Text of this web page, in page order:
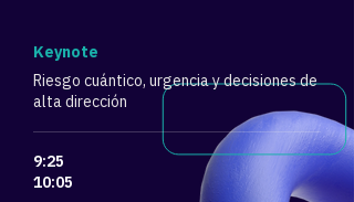
​Keynote
Riesgo cuántico, urgencia y decisiones de
alta dirección
9:25
10:05